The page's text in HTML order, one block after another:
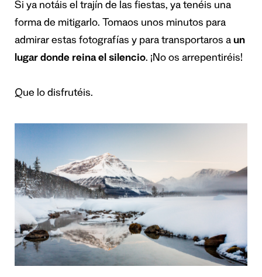
Si ya notáis el trajín de las fiestas, ya tenéis una
forma de mitigarlo. Tomaos unos minutos para
admirar estas fotografías y para transportaros a un
lugar donde reina el silencio. ¡No os arrepentiréis!
Que lo disfrutéis.